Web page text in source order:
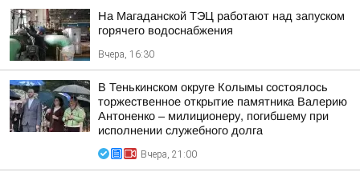
На Магаданской ТЭЦ работают над запуском
горячего водоснабжения
Вчера, 16:30
В Тенькинском округе Колымы состоялось
торжественное открытие памятника Валерию
Антоненко – милиционеру, погибшему при
исполнении служебного долга
Вчера, 21:00